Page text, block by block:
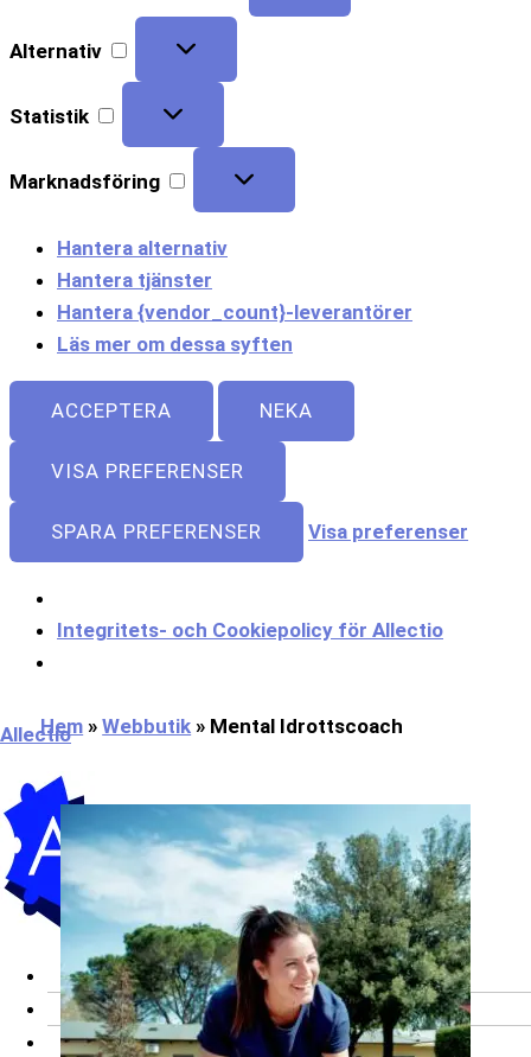
Alternativ
Statistik
Marknadsföring
Hantera alternativ
Hantera tjänster
Hantera {vendor_count}-leverantörer
Läs mer om dessa syften
ACCEPTERA NEKA
VISA PREFERENSER
SPARA PREFERENSER Visa preferenser
Integritets- och Cookiepolicy för Allectio
Allectio
Meny
Om oss
Onlinekurser
Bli utbildare
Hem »Webbutik » Mental Idrottscoach